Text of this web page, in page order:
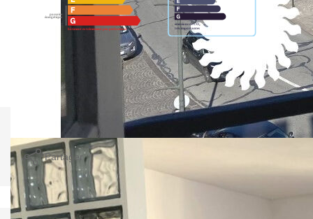
Montant estimé des dépenses annuelles d'énergie pour un
usage standard entre 1550€ et 2140€. Pour la date de
référence 20/10/2021.
Imprimer
Partager